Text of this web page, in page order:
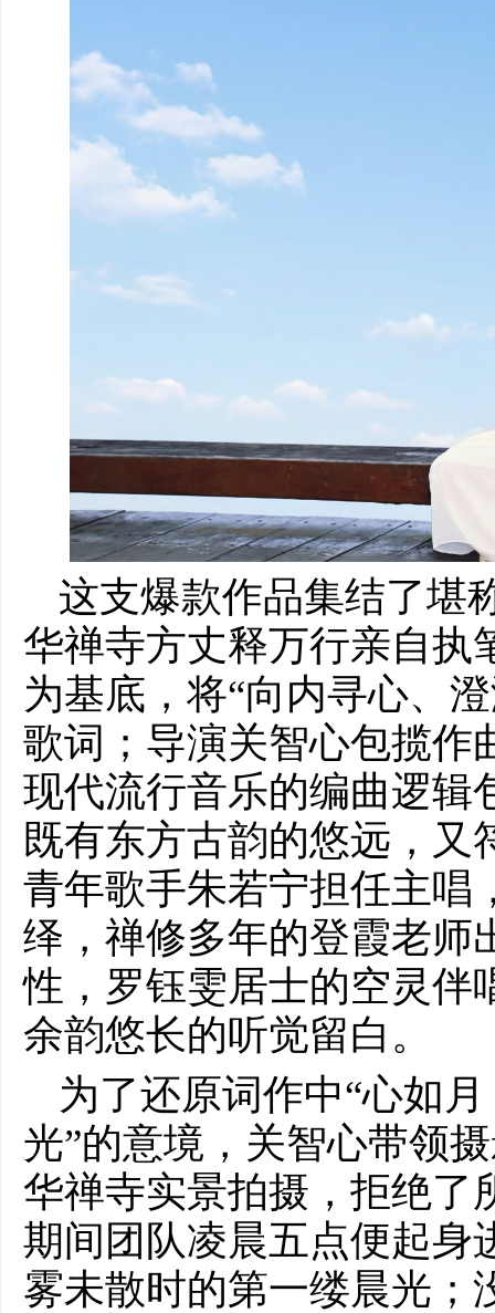
这支爆款作品集结了堪
华禅寺方丈释万行亲自执
为基底，将“向内寻心、
歌词；导演关智心包揽作
现代流行音乐的编曲逻辑
既有东方古韵的悠远，又
青年歌手朱若宁担任主唱
绎，禅修多年的登霞老师
性，罗钰雯居士的空灵伴
余韵悠长的听觉留白。
为了还原词作中“心如
光”的意境，关智心带领
华禅寺实景拍摄，拒绝了
期间团队凌晨五点便起身
雾未散时的第一缕晨光；